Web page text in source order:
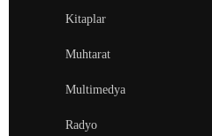
Kitaplar
Muhtarat
Multimedya
Radyo